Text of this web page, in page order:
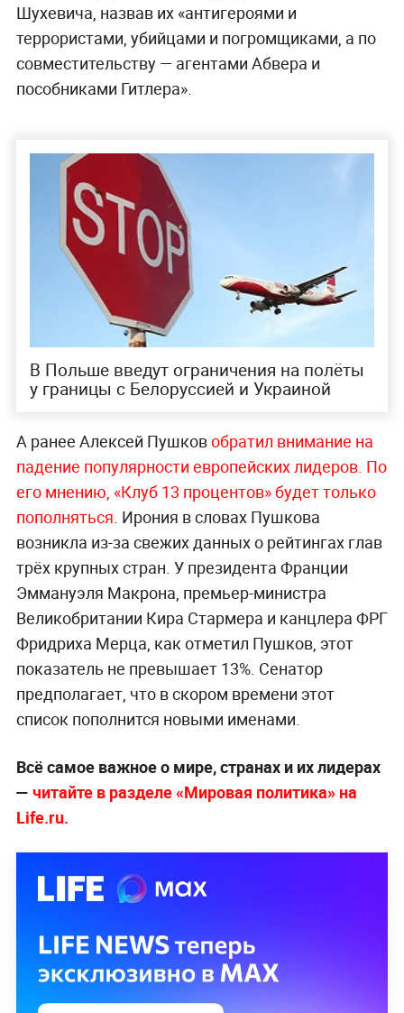
Шухевича, назвав их «антигероями и
террористами, убийцами и погромщиками, а по
совместительству — агентами Абвера и
пособниками Гитлера».
В Польше введут ограничения на полёты
у границы с Белоруссией и Украиной
А ранее Алексей Пушковобратил внимание на
падение популярности европейских лидеров. По
его мнению, «Клуб 13 процентов» будет только
пополняться. Ирония в словах Пушкова
возникла из-за свежих данных о рейтингах глав
трёх крупных стран. У президента Франции
Эммануэля Макрона, премьер-министра
Великобритании Кира Стармера и канцлера ФРГ
Фридриха Мерца, как отметил Пушков, этот
показатель не превышает 13%. Сенатор
предполагает, что в скором времени этот
список пополнится новыми именами.
Всё самое важное о мире, странах и их лидерах
— читайте в разделе «Мировая политика» на
Life.ru.